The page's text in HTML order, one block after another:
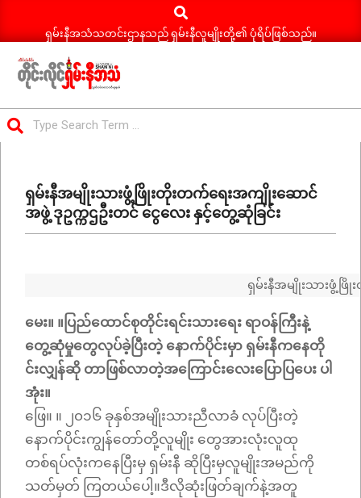
Search
ရှမ်းနီအသံသတင်းဌာနသည် ရှမ်းနီလူမျိုးတို့၏ ပုံရိပ်ဖြစ်သည်။
ရှမ်း
နီ
သတင်း
Menuရှမ်းနီအမျိုးသားဖွံ့ဖြိုးတိုးတက်ရေးအကျိုးဆောင်
အဖွဲ့ ဒုဥက္ကဌဦးတင် ငွေလေး နှင့်တွေ့ဆုံခြင်း
ရှမ်းနီအမျိုးသားဖွံ့ဖ
မေး။ ။ပြည်ထောင်စုတိုင်းရင်းသားရေး ရာဝန်ကြီးနဲ့
တွေ့ဆုံမှုတွေလုပ်ခဲ့ပြီးတဲ့ နောက်ပိုင်းမှာ ရှမ်းနီကနေတို
င်းလျှန်ဆို တာဖြစ်လာတဲ့အကြောင်းလေးပြောပြပေး ပါ
အုံး။
ဖြေ။ ။ ၂၀၁၆ ခုနှစ်အမျိုးသားညီလာခံ လုပ်ပြီးတဲ့
နောက်ပိုင်းကျွန်တော်တို့လူမျိုး တွေအားလုံးလူထု
တစ်ရပ်လုံးကနေပြီးမှ ရှမ်းနီ ဆိုပြီးမှလူမျိုးအမည်ကို
သတ်မှတ် ကြတယ်ပေါ့။ဒီလိုဆုံးဖြတ်ချက်နဲ့အတူ